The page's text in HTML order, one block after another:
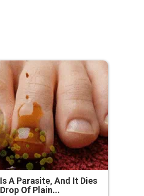
A Parasite, And It Dies
Of Plain...